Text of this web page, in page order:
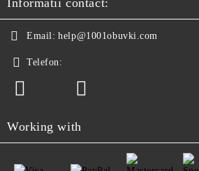
Informatii contact:
Email: help@1001obuvki.com
Telefon:
Working with